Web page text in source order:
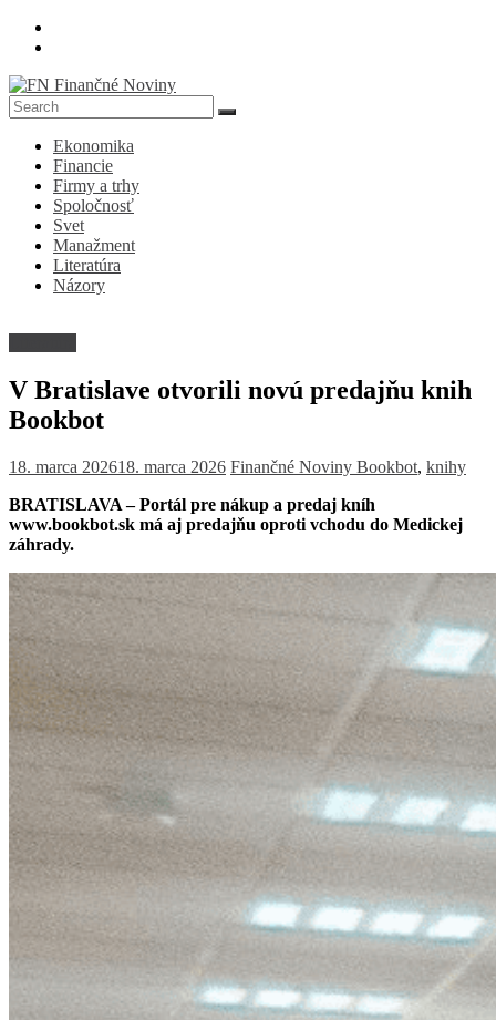
Skip
FN
Finančné
Noviny
Denník
ekonomike
spoločnosti
Ekonomika
Financie
Firmy a trhy
Spoločnosť
Svet
Manažment
Literatúra
Názory
V Bratislave otvorili novú predajňu knih
Bookbot
18. marca 202618. marca 2026 Finančné Noviny Bookbot, knihy
BRATISLAVA – Portál pre nákup a predaj kníh
www.bookbot.sk má aj predajňu oproti vchodu do Medickej
záhrady.